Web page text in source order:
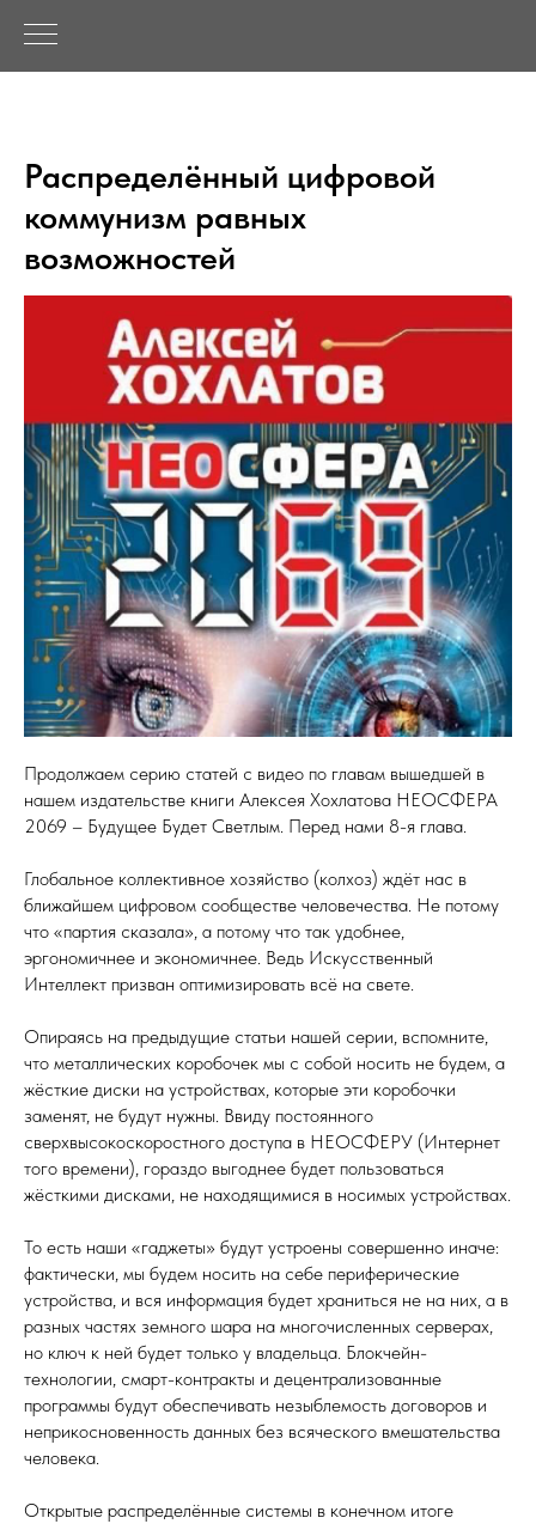
Распределённый цифровой
коммунизм равных
возможностей
Продолжаем серию статей с видео по главам вышедшей в
нашем издательстве книги Алексея Хохлатова НЕОСФЕРА
2069 – Будущее Будет Светлым. Перед нами 8-я глава.
Глобальное коллективное хозяйство (колхоз) ждёт нас в
ближайшем цифровом сообществе человечества. Не потому
что «партия сказала», а потому что так удобнее,
эргономичнее и экономичнее. Ведь Искусственный
Интеллект призван оптимизировать всё на свете.
Опираясь на предыдущие статьи нашей серии, вспомните,
что металлических коробочек мы с собой носить не будем, а
жёсткие диски на устройствах, которые эти коробочки
заменят, не будут нужны. Ввиду постоянного
сверхвысокоскоростного доступа в НЕОСФЕРУ (Интернет
того времени), гораздо выгоднее будет пользоваться
жёсткими дисками, не находящимися в носимых устройствах.
То есть наши «гаджеты» будут устроены совершенно иначе:
фактически, мы будем носить на себе периферические
устройства, и вся информация будет храниться не на них, а в
разных частях земного шара на многочисленных серверах,
но ключ к ней будет только у владельца. Блокчейн-
технологии, смарт-контракты и децентрализованные
программы будут обеспечивать незыблемость договоров и
неприкосновенность данных без всяческого вмешательства
человека.
Открытые распределённые системы в конечном итоге